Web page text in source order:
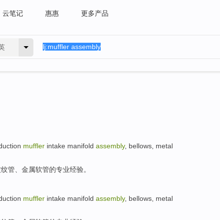
云笔记 惠惠 更多产品
muffler intake manifold assembly, bellows metal
管 金属软管的专业经验。
muffler intake manifold assembly, bellows metal